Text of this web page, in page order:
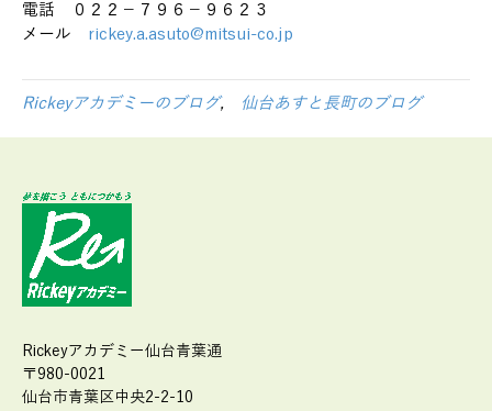
電話 ０２２－７９６－９６２３
メール rickey.a.asuto@mitsui-co.jp
Rickeyアカデミーのブログ, 仙台あすと長町のブログ
Rickeyアカデミー仙台青葉通
〒980-0021
仙台市青葉区中央2-2-10